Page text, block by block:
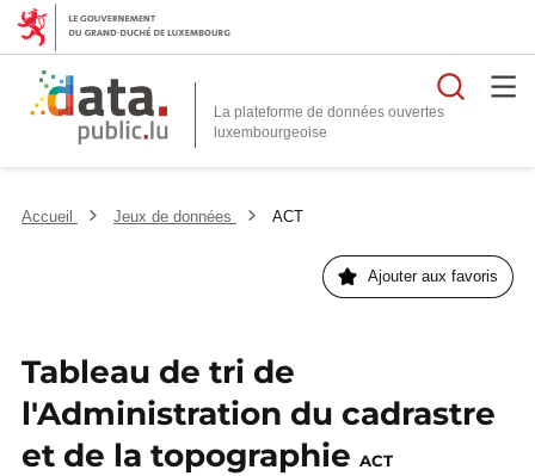
La plateforme de données ouvertes
Accueil Jeux de données ACT
Ajouter aux favoris
Tableau de tri de
l'Administration du cadrastre
et de la topographie ACT